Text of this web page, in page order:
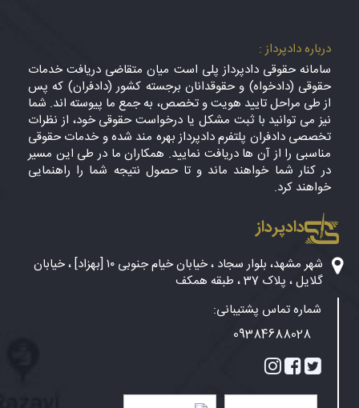
درباره دادپرداز :
سامانه حقوقی دادپرداز پلی است میان متقاضی دریافت خدمات
حقوقی (دادخواه) و حقوقدانان برجسته کشور (دادفران) که پس
از طی مراحل تایید هویت و تخصص، به جمع ما پیوسته اند. شما
نیز می توانید با ثبت مشکل یا درخواست حقوقی خود، از نظرات
تخصصی دادفران پلتفرم دادپرداز بهره مند شده و خدمات حقوقی
مناسبی را از آن ها دریافت نمایید. همکاران ما در طی این مسیر
در کنار شما خواهند ماند و تا حصول نتیجه شما را راهنمایی
خواهند کرد.
دادپرداز
شهر مشهد، بلوار سجاد ، خیابان خیام جنوبی ۱۰ [بهزاد] ، خیابان
گلایل ، پلاک 37 ، طبقه همکف
شماره تماس پشتیبانی:
09384688028